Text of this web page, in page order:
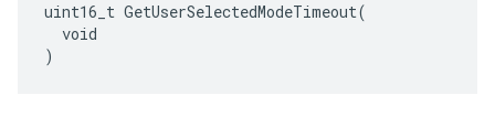
uint16_t GetUserSelectedModeTimeout(
  void
)